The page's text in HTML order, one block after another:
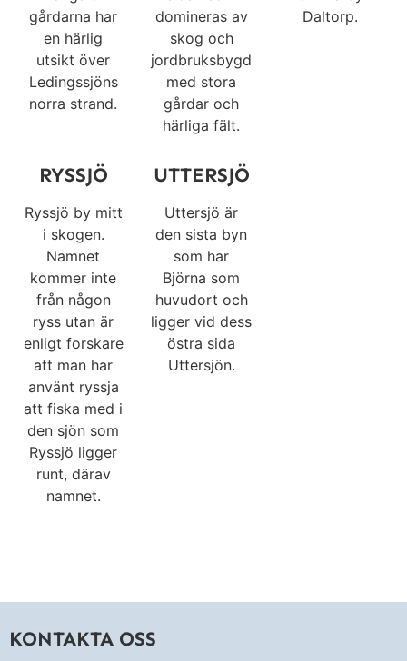
gårdarna har
en härlig
utsikt över
Ledingssjöns
norra strand.
domineras av
skog och
jordbruksbygd
med stora
gårdar och
härliga fält.
Daltorp.
RYSSJÖ
Ryssjö by mitt
i skogen.
Namnet
kommer inte
från någon
ryss utan är
enligt forskare
att man har
använt ryssja
att fiska med i
den sjön som
Ryssjö ligger
runt, därav
namnet.
UTTERSJÖ
Uttersjö är
den sista byn
som har
Björna som
huvudort och
ligger vid dess
östra sida
Uttersjön.
KONTAKTA OSS